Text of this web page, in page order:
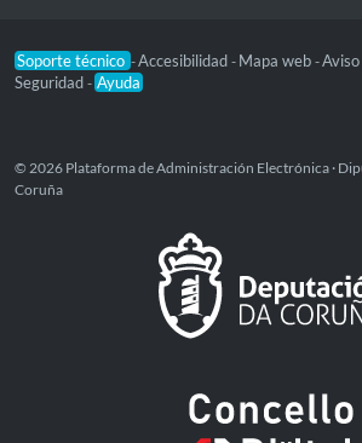
Soporte técnico -Accesibilidad - Mapa web -
Seguridad - Ayuda
© 2026 Plataforma de Administración Electrónica ·
Coruña